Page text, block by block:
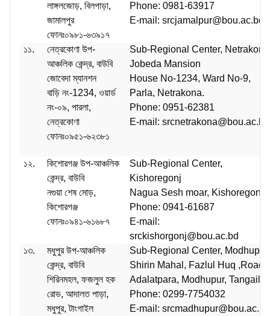
লাঙ্গলজোড়, বিলপাড়া,
জামালপুর
ফোনঃ০৯৮১-৬৩৯১৭
Phone: 0981-63917
E-mail: srcjamalpur@bou.ac.bd
১১.
নেত্রকোণা উপ-
আঞ্চলিক কেন্দ্র, বাউবি
জোবেদা ম্যানশন
বাড়ি নং-1234, ওয়ার্ড
নং-০৯, পারলা,
নেত্রকোণা
ফোনঃ০৯৫১-৬২৩৮১
Sub-Regional Center, Netrakona
Jobeda Mansion
House No-1234, Ward No-9,
Parla, Netrakona.
Phone: 0951-62381
E-mail:
১২.
কিশোরগঞ্জ উপ-আঞ্চলিক
কেন্দ্র, বাউবি
নগুয়া শেষ মোড়,
কিশোরগঞ্জ
ফোনঃ০৯৪১-৬১৬৮৭
Sub-Regional Center,
Kishoregonj
Nagua Sesh moar, Kishoregonj
Phone: 0941-61687
E-mail:
srckishorgonj@bou.ac.bd
১৩.
মধুপুর উপ-আঞ্চলিক
কেন্দ্র, বাউবি
শিরিনমহল, ফজলুল হক
রোড, আদালত পাড়া,
মধুপুর, টাংগাইল
Sub-Regional Center, Modhupur
Shirin Mahal, Fazlul Huq ,Road,
Adalatpara, Modhupur, Tangail
Phone: 0299-7754032
E-mail: